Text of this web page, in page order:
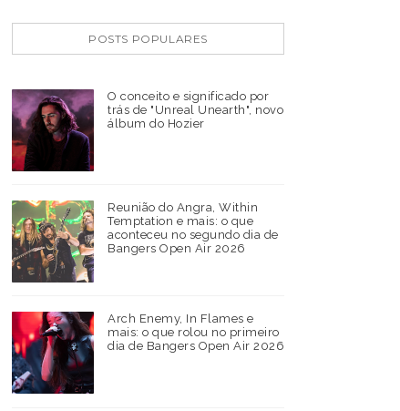
POSTS POPULARES
O conceito e significado por
trás de "Unreal Unearth", novo
álbum do Hozier
Reunião do Angra, Within
Temptation e mais: o que
aconteceu no segundo dia de
Bangers Open Air 2026
Arch Enemy, In Flames e
mais: o que rolou no primeiro
dia de Bangers Open Air 2026